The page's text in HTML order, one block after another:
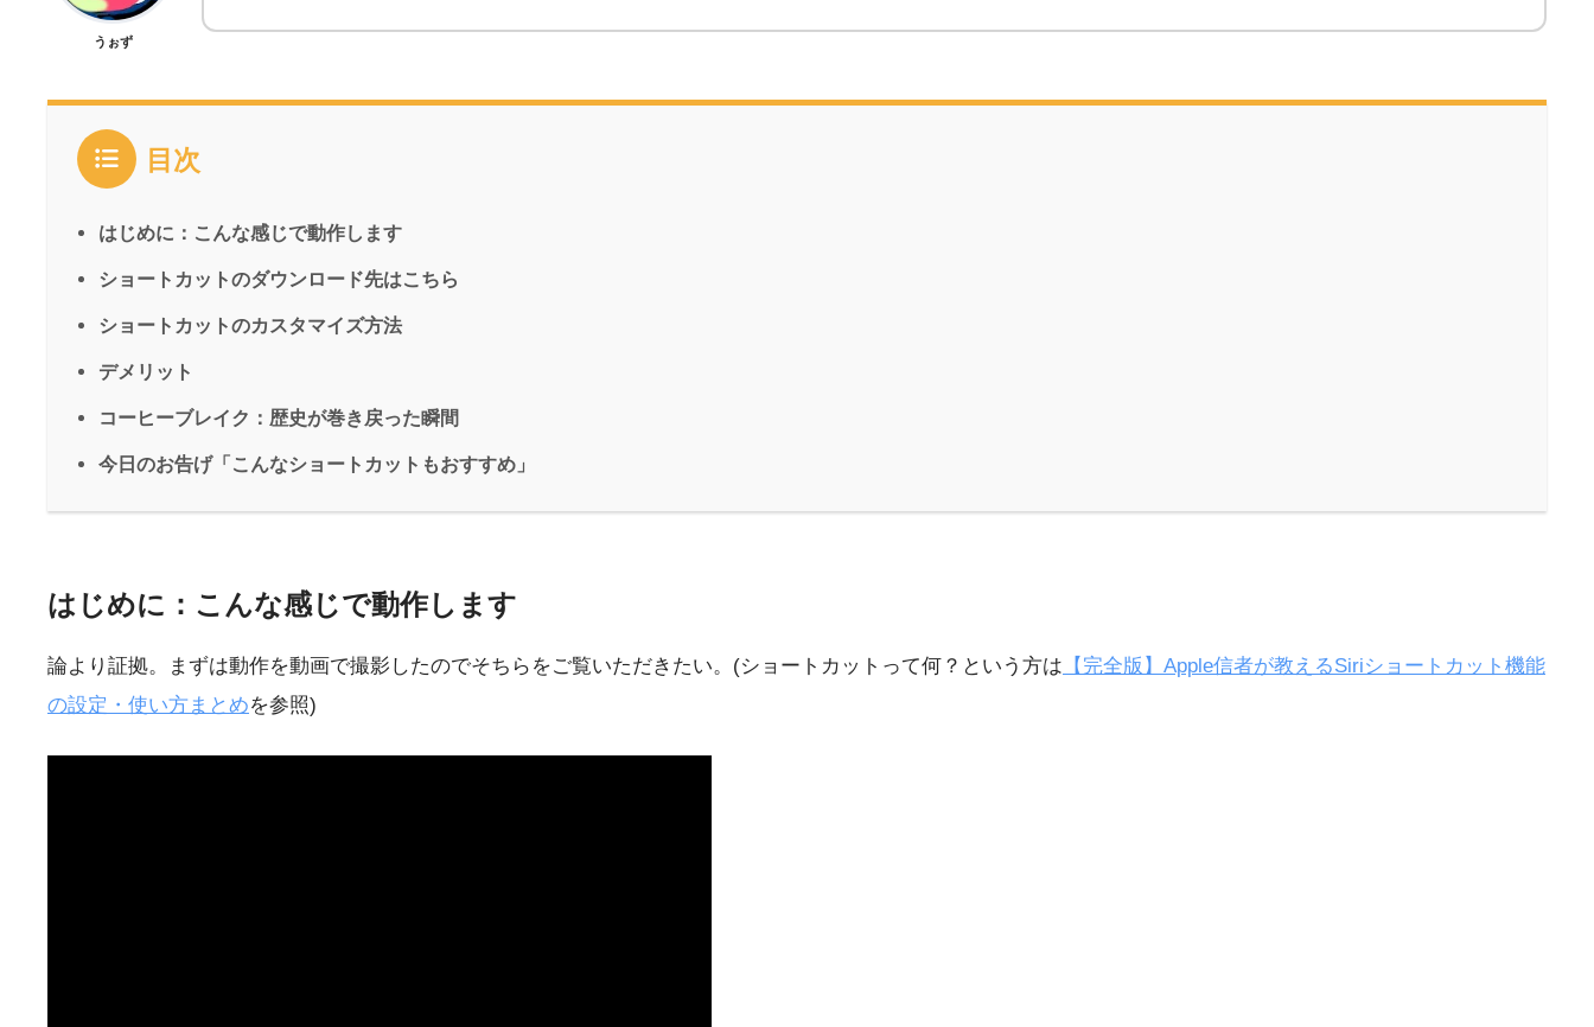
うぉず
目次
はじめに：こんな感じで動作します
ショートカットのダウンロード先はこちら
ショートカットのカスタマイズ方法
デメリット
コーヒーブレイク：歴史が巻き戻った瞬間
今日のお告げ「こんなショートカットもおすすめ」
はじめに：こんな感じで動作します
論より証拠。まずは動作を動画で撮影したのでそちらをご覧いただきたい。(ショートカットって何？という方は 【完全版】Apple信者が教えるSiriショートカット機能
の設定・使い方まとめを参照)